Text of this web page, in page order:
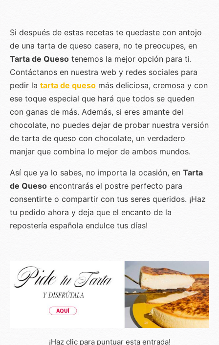
Si después de estas recetas te quedaste con antojo
de una tarta de queso casera, no te preocupes, en
Tarta de Queso tenemos la mejor opción para ti.
Contáctanos en nuestra web y redes sociales para
pedir la tarta de queso más deliciosa, cremosa y con
ese toque especial que hará que todos se queden
con ganas de más. Además, si eres amante del
chocolate, no puedes dejar de probar nuestra versión
de tarta de queso con chocolate, un verdadero
manjar que combina lo mejor de ambos mundos.
Así que ya lo sabes, no importa la ocasión, en Tarta
de Queso encontrarás el postre perfecto para
consentirte o compartir con tus seres queridos. ¡Haz
tu pedido ahora y deja que el encanto de la
repostería española endulce tus días!
¡Haz clic para puntuar esta entrada!